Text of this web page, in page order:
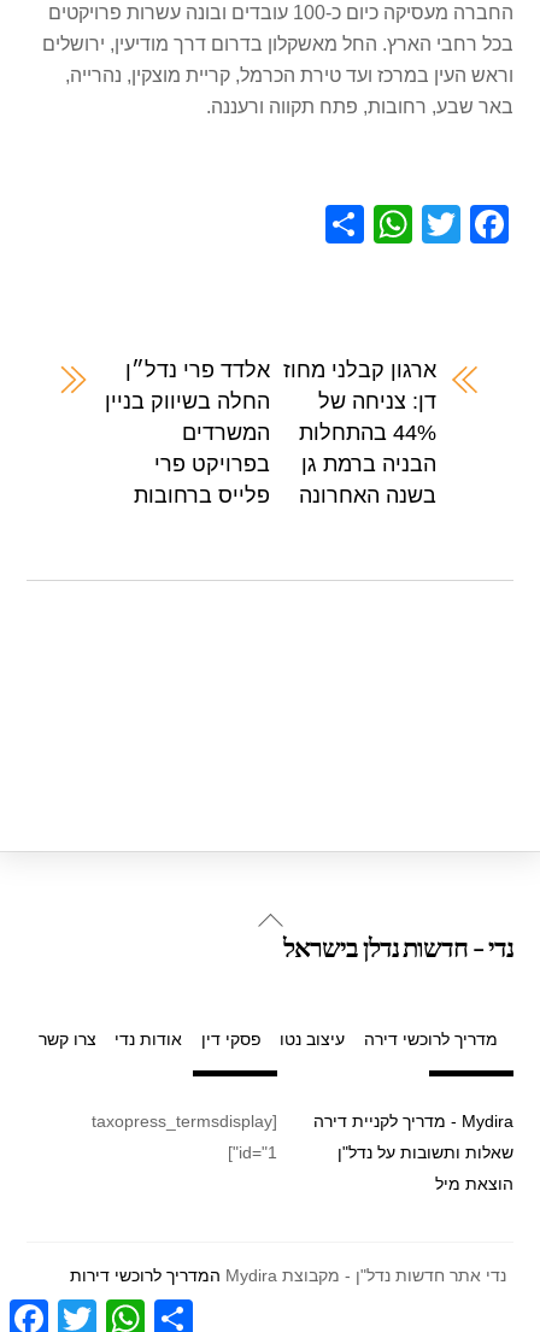
החברה מעסיקה כיום כ-100 עובדים ובונה עשרות פרויקטים
בכל רחבי הארץ. החל מאשקלון בדרום דרך מודיעין, ירושלים
וראש העין במרכז ועד טירת הכרמל, קריית מוצקין, נהרייה,
באר שבע, רחובות, פתח תקווה ורעננה.
F
b
T
W
A
p
p
ארגון קבלני מחוז
דן: צניחה של
44% בהתחלות
הבניה ברמת גן
בשנה האחרונה
אלדד פרי נדל״ן
החלה בשיווק בניין
המשרדים
בפרויקט פרי
פלייס ברחובות
Back
נדי - חדשות נדלן בישראל
מדריך לרוכשי דירה עיצוב נטו פסקי דין אודות נדי צרו קשר
Mydira - מדריך לקניית דירה
שאלות ותשובות על נדל"ן
הוצאת מיל
[taxopress_termsdisplay
id="1"]
נדי אתר חדשות נדל"ן - מקבוצת Mydira המדריך לרוכשי דירות
F
a
T
w
W
h
S
h